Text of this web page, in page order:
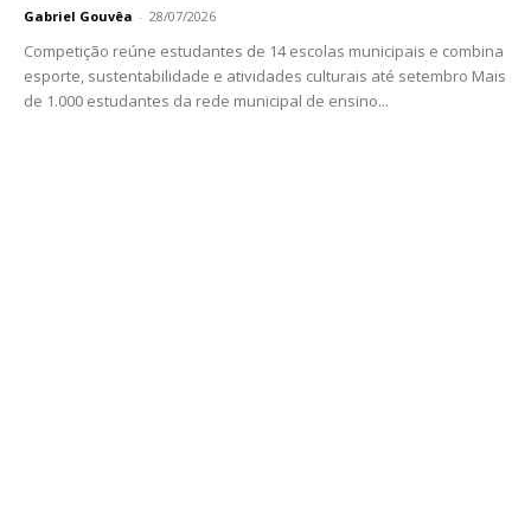
Gabriel Gouvêa - 28/07/2026
Competição reúne estudantes de 14 escolas municipais e combina
esporte, sustentabilidade e atividades culturais até setembro Mais
de 1.000 estudantes da rede municipal de ensino...